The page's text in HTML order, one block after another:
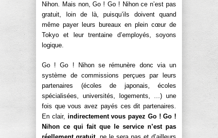
Nihon. Mais non, Go ! Go ! Nihon ce n’est pas
gratuit, loin de là, puisqu’ils doivent quand
même payer leurs bureaux en plein cœur de
Tokyo et leur trentaine d’employés, soyons
logique.
Go ! Go ! Nihon se rémunère donc via un
système de commissions perçues par leurs
partenaires (écoles de japonais, écoles
spécialisées, universités, logements, …) une
fois que vous avez payés ces dit partenaires.
En clair, indirectement vous payez Go ! Go !
Nihon ce qui fait que le service n’est pas